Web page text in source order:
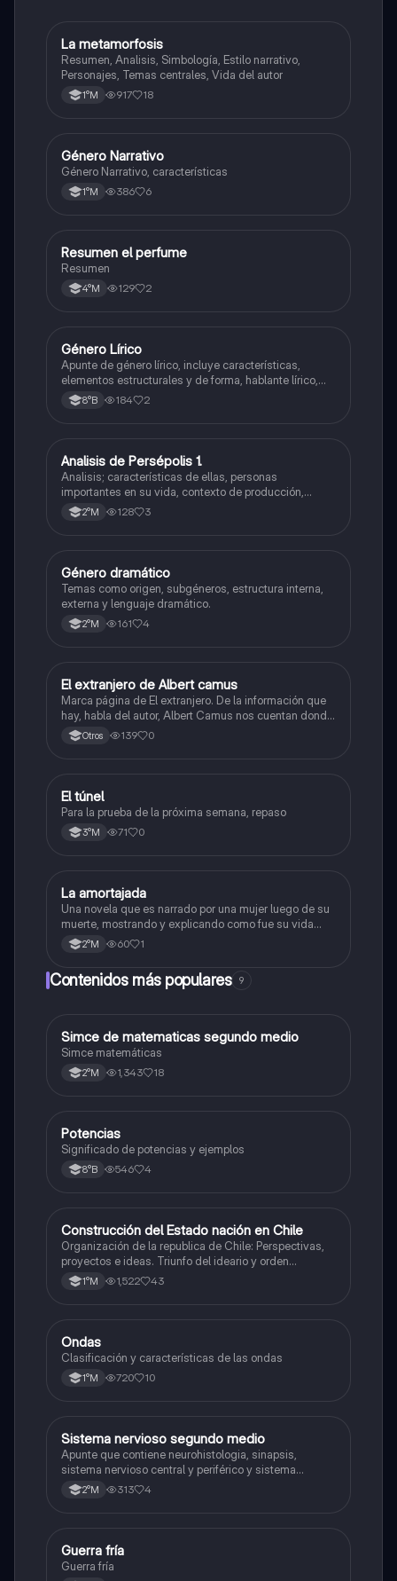
Lengua y Comunicación
La metamorfosis
Resumen, Analisis, Simbología, Estilo narrativo,
Personajes, Temas centrales, Vida del autor
1°M 917 18
Lengua y Comunicación
Género Narrativo
Género Narrativo, características
1°M 386 6
Lengua y Comunicación
Resumen el perfume
Resumen
4°M 129 2
Lengua y Comunicación
Género Lírico
Apunte de género lírico, incluye características,
elementos estructurales y de forma, hablante lírico,
objeto lírico, motivo lírico, temple de ánimo, actitudes
líricas y sinalefa.
8°B 184 2
Lengua y Comunicación
Analisis de Persépolis 1.
Analisis; características de ellas, personas
importantes en su vida, contexto de producción,
visión de mundo, etc.
2°M 128 3
Lengua y Comunicación
Género dramático
Temas como origen, subgéneros, estructura interna,
externa y lenguaje dramático.
2°M 161 4
Lengua y Comunicación
El extranjero de Albert camus
Marca página de El extranjero. De la información que
hay, habla del autor, Albert Camus nos cuentan donde
nace, la fecha y premios, Nos dan el contexto histórico
cuando se escribió este libro y aspectos de la obra.
Otros 139 0
Lengua y Comunicación
El túnel
Para la prueba de la próxima semana, repaso
3°M 71 0
Lengua y Comunicación
La amortajada
Una novela que es narrado por una mujer luego de su
muerte, mostrando y explicando como fue su vida
antes de morir.
2°M 60 1
Contenidos más populares 9
Matemáticas
Simce de matematicas segundo medio
Simce matemáticas
2°M 1,343 18
Matemáticas
Potencias
Significado de potencias y ejemplos
8°B 546 4
Historia
Construcción del Estado nación en Chile
Organización de la republica de Chile: Perspectivas,
proyectos e ideas. Triunfo del ideario y orden
conservador. Constitución de 1833. "Era Portaliana"
1°M 1,522 43
Física
Ondas
Clasificación y características de las ondas
1°M 720 10
Biología
Sistema nervioso segundo medio
Apunte que contiene neurohistologia, sinapsis,
sistema nervioso central y periférico y sistema
endocrino
2°M 313 4
Historia
Guerra fría
Guerra fría